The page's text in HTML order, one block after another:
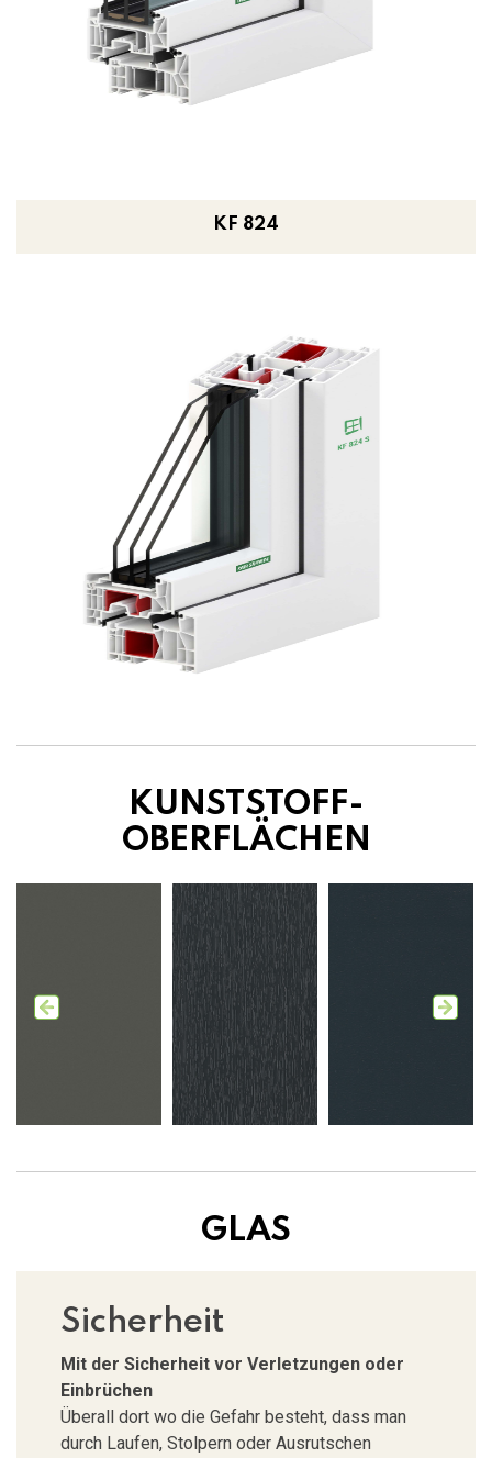
KF 824
KUNSTSTOFF-
OBERFLÄCHEN
703
GLAS
Sicherheit
Mit der Sicherheit vor Verletzungen oder
Einbrüchen
Überall dort wo die Gefahr besteht, dass man
durch Laufen, Stolpern oder Ausrutschen